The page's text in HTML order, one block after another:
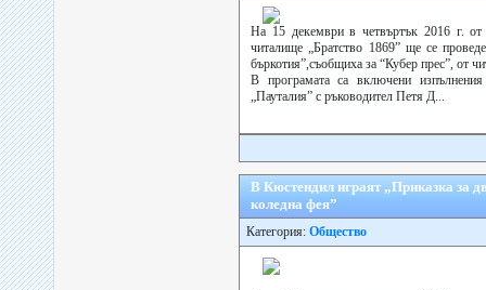
На 15 декември в четвъртък 2016 г.
читалище „Братство 1869” ще се
бъркотия”,съобщиха за “Кубер прес”, от
В програмата са включени
„Пауталия” с ръководител Петя Д...
В Кюстендил играят „Приказка за
коледна фея”
Категория: Общество